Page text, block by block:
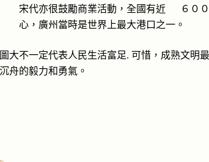
宋代亦很鼓勵商業活動，全國有近
６０
心，廣州當時是世界上最大港口之一。
大不一定代表人民生活富足. 可惜，成熟文明
舟的毅力和勇氣。